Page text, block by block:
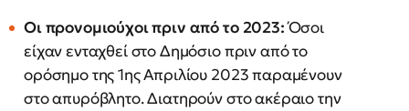
Οι προνομιούχοι πριν από το 2023:Όσοι
είχαν ενταχθεί στο Δημόσιο πριν από το
ορόσημο της 1ης Απριλίου 2023 παραμένουν
στο απυρόβλητο. Διατηρούν στο ακέραιο την